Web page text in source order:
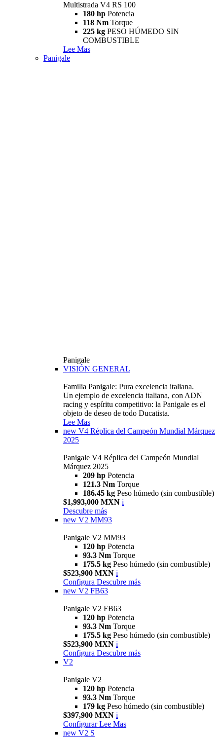
Multistrada V4 RS 100
180 hp Potencia
118 Nm Torque
225 kg PESO HÚMEDO SIN
COMBUSTIBLE
Lee Mas
Panigale
Panigale
VISIÓN GENERAL
Familia Panigale: Pura excelencia italiana.
Un ejemplo de excelencia italiana, con ADN
racing y espíritu competitivo: la Panigale es el
objeto de deseo de todo Ducatista.
Lee Mas
new V4 Réplica del Campeón Mundial Márquez
2025
Panigale V4 Réplica del Campeón Mundial
Márquez 2025
209 hp Potencia
121.3 Nm Torque
186.45 kg Peso húmedo (sin combustible)
$1,993,000 MXN i
Descubre más
new V2 MM93
Panigale V2 MM93
120 hp Potencia
93.3 Nm Torque
175.5 kg Peso húmedo (sin combustible)
$523,900 MXN i
Configura Descubre más
new V2 FB63
Panigale V2 FB63
120 hp Potencia
93.3 Nm Torque
175.5 kg Peso húmedo (sin combustible)
$523,900 MXN i
Configura Descubre más
V2
Panigale V2
120 hp Potencia
93.3 Nm Torque
179 kg Peso húmedo (sin combustible)
$397,900 MXN i
Configurar Lee Mas
new V2 S